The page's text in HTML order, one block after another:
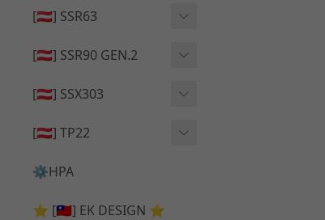
🟦 主體 ⧸ 彈匣
[🇦🇹] SSR63
🆙 升級 ⧸ 部件
[🇦🇹] SSR90 GEN.2
🆙 升級 ⧸ 部件
[🇦🇹] SSX303
🔄 原廠 ⧸ 零件
🆙 升級 ⧸ 部件
[🇦🇹] TP22
🔄 原廠 ⧸ 零件
🆙 升級 ⧸ 部件
⚙️HPA
⭐ [🇹🇼] EK DESIGN ⭐